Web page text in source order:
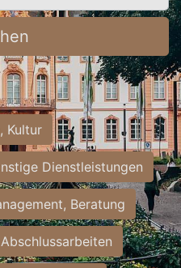
Kultur
Dienstleistungen
Beratung